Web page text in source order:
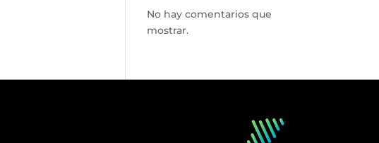
No hay comentarios que
mostrar.